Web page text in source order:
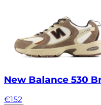
New Balance 530
€152